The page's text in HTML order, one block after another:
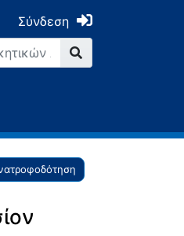
Σύνδεση